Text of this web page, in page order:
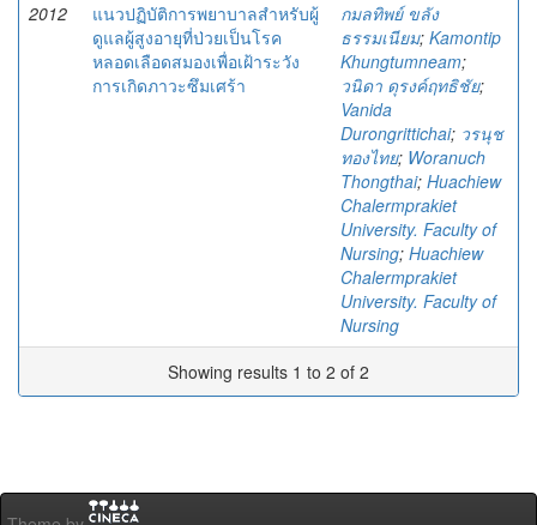
2012
แนวปฏิบัติการพยาบาลสำหรับผู้
ดูแลผู้สูงอายุที่ป่วยเป็นโรค
หลอดเลือดสมองเพื่อเฝ้าระวัง
การเกิดภาวะซึมเศร้า
กมลทิพย์ ขลัง
ธรรมเนียม; Kamontip
Khungtumneam;
วนิดา ดุรงค์ฤทธิชัย;
Vanida
Durongrittichai; วรนุช
ทองไทย; Woranuch
Thongthai; Huachiew
Chalermprakiet
University. Faculty of
Nursing; Huachiew
Chalermprakiet
University. Faculty of
Nursing
Showing results 1 to 2 of 2